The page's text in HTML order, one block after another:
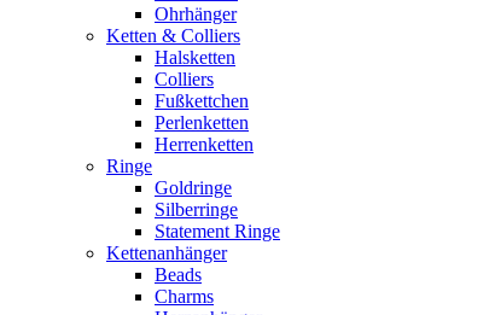
Ohrhänger
Ketten & Colliers
Halsketten
Colliers
Fußkettchen
Perlenketten
Herrenketten
Ringe
Goldringe
Silberringe
Statement Ringe
Kettenanhänger
Beads
Charms